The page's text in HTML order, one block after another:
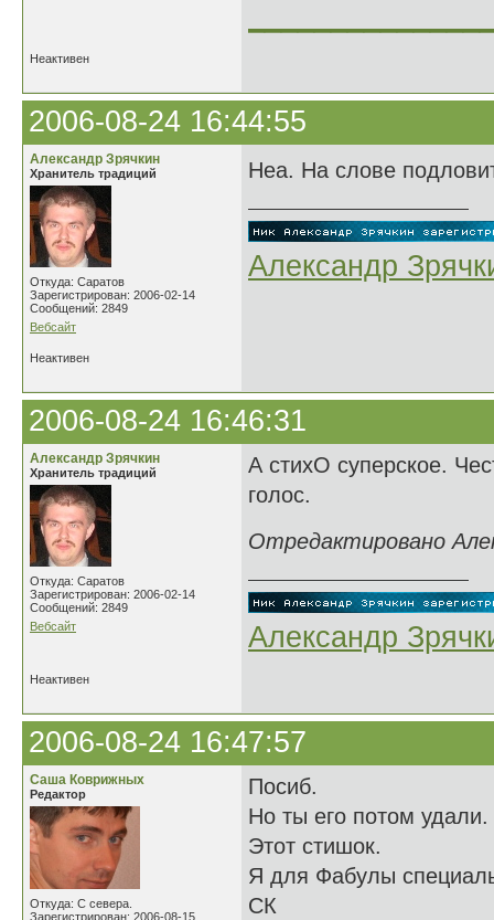
Неактивен
2006-08-24 16:44:55
Александр Зрячкин
Хранитель традиций
Откуда: Саратов
Зарегистрирован: 2006-02-14
Сообщений: 2849
Вебсайт
Неа. На слове
Александр
Неактивен
2006-08-24 16:46:31
Александр Зрячкин
Хранитель традиций
Откуда: Саратов
Зарегистрирован: 2006-02-14
Сообщений: 2849
Вебсайт
А стихО суперское.
голос.
Отредактировано
Александр
Неактивен
2006-08-24 16:47:57
Саша Коврижных
Редактор
Откуда: С севера.
Зарегистрирован: 2006-08-15
Посиб.
Но ты его потом удали.
Этот стишок.
Я для Фабулы
СК